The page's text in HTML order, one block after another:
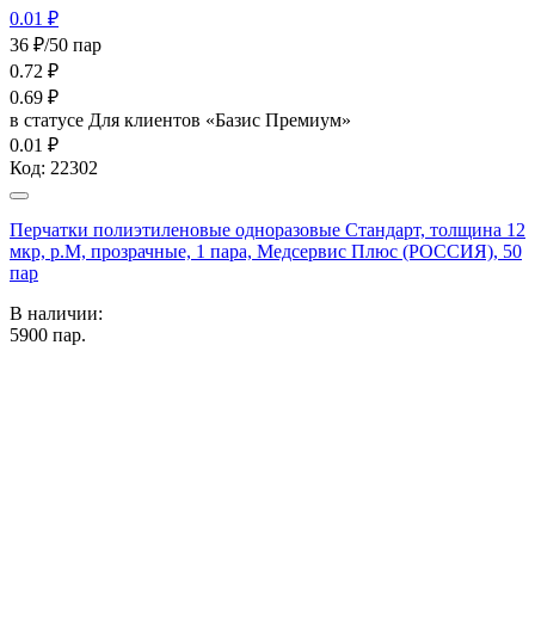
0.01 ₽
36 ₽/50 пар
0.72 ₽
0.69 ₽
в статусе Для клиентов «Базис Премиум»
0.01 ₽
Код: 22302
Перчатки полиэтиленовые одноразовые Стандарт, толщина 12
мкр, р.М, прозрачные, 1 пара, Медсервис Плюс (РОССИЯ), 50
пар
В наличии:
5900 пар.